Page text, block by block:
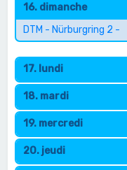
16. dimanche
DTM - Nürburgring 2 -
17. lundi
18. mardi
19. mercredi
20. jeudi